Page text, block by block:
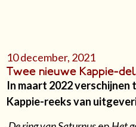
10 december, 2021
Twee nieuwe Kappie-
In maart 2022 verschijnen
Kappie-reeks van